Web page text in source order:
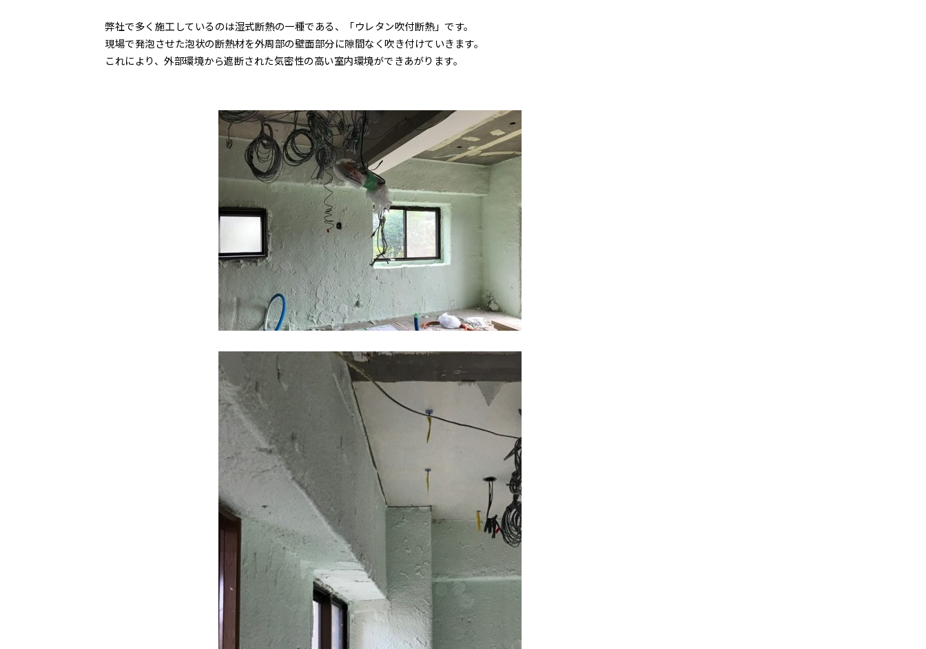
弊社で多く施工しているのは湿式断熱の一種である、「ウレタン吹付断熱」です。
現場で発泡させた泡状の断熱材を外周部の壁面部分に隙間なく吹き付けていきます。
これにより、外部環境から遮断された気密性の高い室内環境ができあがります。